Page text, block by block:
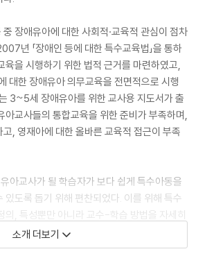
장애유아에 대한 사회적·교육적 관심이 점차
년 「장애인 등에 대한 특수교육법」을 통하
을 시행하기 위한 법적 근거를 마련하였고,
대한 장애유아 의무교육을 전면적으로 시행
3~5세 장애유아를 위한 교사용 지도서가 출
아교사들의 통합교육을 위한 준비가 부족하며,
, 영재아에 대한 올바른 교육적 접근이 부족
유아교사가 될 학습자가 보다 쉽게 특수아동을
있도록 돕기 위해 편찬되었다. 이를 위해 특수
의, 특성뿐만 아니라 교수-학습 방법을 자세히
아의 특성을 반영한 체계적인 교육이 이루어질
가족 협력방안을 제시하고, 특수아동에 대한
소개 더보기